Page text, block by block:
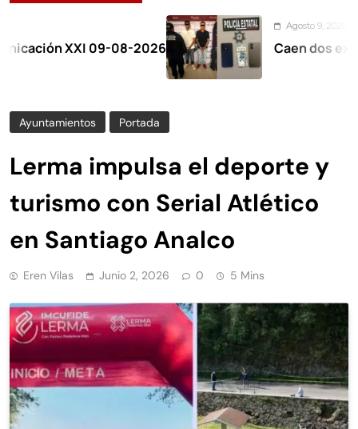
XXI 09-08-2026
Agosto 9, 2026
Caen dos
Ayuntamientos Portada
Lerma impulsa el deporte y
turismo con Serial Atlético
en Santiago Analco
Eren Vilas Junio 2, 2026 0 5 Mins